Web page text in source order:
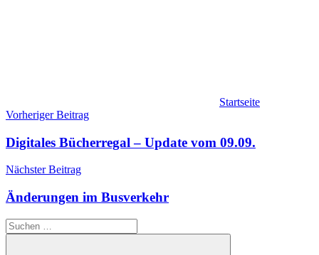
Startseite
Beitragsnavigation
Vorheriger Beitrag
Digitales Bücherregal – Update vom 09.09.
Nächster Beitrag
Änderungen im Busverkehr
Suchen
nach: